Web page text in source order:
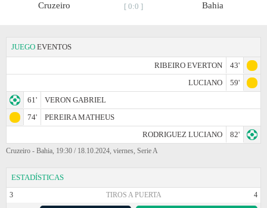
Cruzeiro [ 0:0 ] Bahia
JUEGO EVENTOS
RIBEIRO EVERTON
43'
LUCIANO
59'
61'
VERON GABRIEL
74'
PEREIRA MATHEUS
RODRIGUEZ LUCIANO
82'
Cruzeiro - Bahia, 19:30 / 18.10.2024, viernes, Serie A
ESTADÍSTICAS
3 TIROS A PUERTA 4